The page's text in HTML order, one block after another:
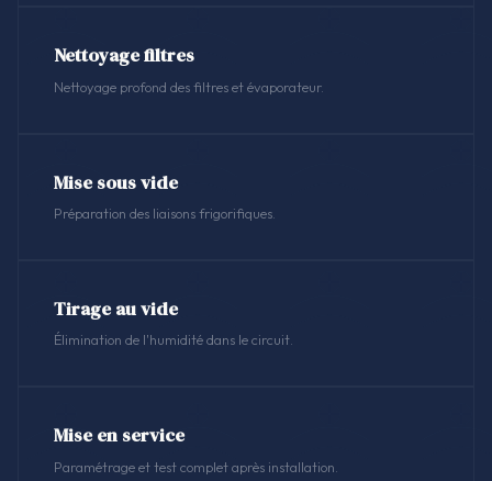
Nettoyage filtres
Nettoyage profond des filtres et évaporateur.
Mise sous vide
Préparation des liaisons frigorifiques.
Tirage au vide
Élimination de l'humidité dans le circuit.
Mise en service
Paramétrage et test complet après installation.